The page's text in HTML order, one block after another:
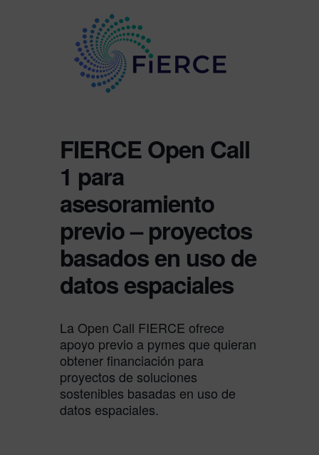
FIERCE Open Call
1 para
asesoramiento
previo – proyectos
basados en uso de
datos espaciales
La Open Call FIERCE ofrece
apoyo previo a pymes que quieran
obtener financiación para
proyectos de soluciones
sostenibles basadas en uso de
datos espaciales.